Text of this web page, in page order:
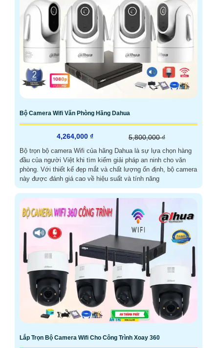
Bộ Camera Wifi Văn Phòng Hãng Dahua
4,264,000 ₫ 5,800,000 ₫
Bộ trọn bộ camera Wifi của hãng Dahua là sự lựa chọn hàng
đầu của người Việt khi tìm kiếm giải pháp an ninh cho văn
phòng. Với thiết kế đẹp mắt và chất lượng ổn định, bộ camera
này được đánh giá cao về hiệu suất và tính năng
Lắp Trọn Bộ Camera Wifi Cho Công Trình Xoay 360